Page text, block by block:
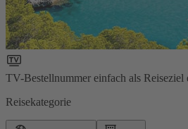
TV-Bestellnummer einfach als Reiseziel
Reisekategorie